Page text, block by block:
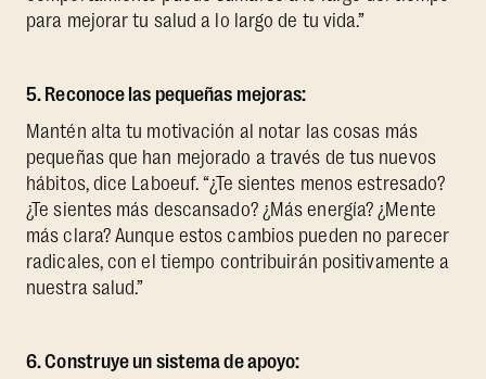
para mejorar tu salud a lo largo de tu vida.”
5. Reconoce las pequeñas mejoras:
Mantén alta tu motivación al notar las cosas más
pequeñas que han mejorado a través de tus nuevos
hábitos, dice Laboeuf. “¿Te sientes menos estresado?
¿Te sientes más descansado? ¿Más energía? ¿Mente
más clara? Aunque estos cambios pueden no parecer
radicales, con el tiempo contribuirán positivamente a
nuestra salud.”
6. Construye un sistema de apoyo: